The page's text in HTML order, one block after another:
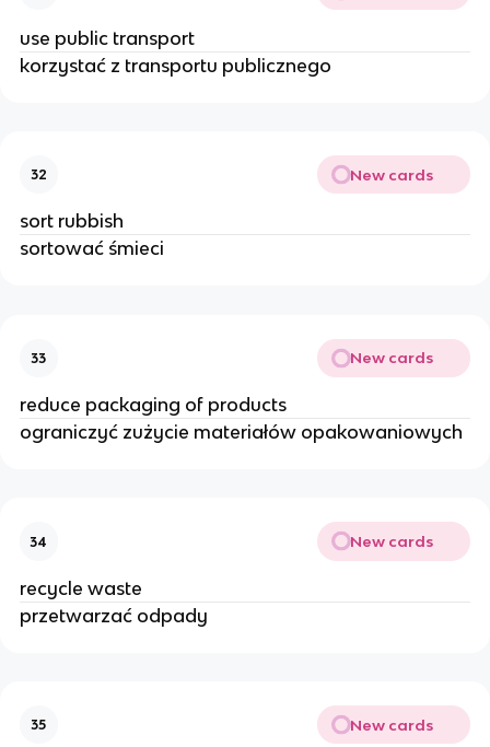
use public transport
korzystać z transportu publicznego
32 New cards
sort rubbish
sortować śmieci
33 New cards
reduce packaging of products
ograniczyć zużycie materiałów opakowaniowych
34 New cards
recycle waste
przetwarzać odpady
35 New cards